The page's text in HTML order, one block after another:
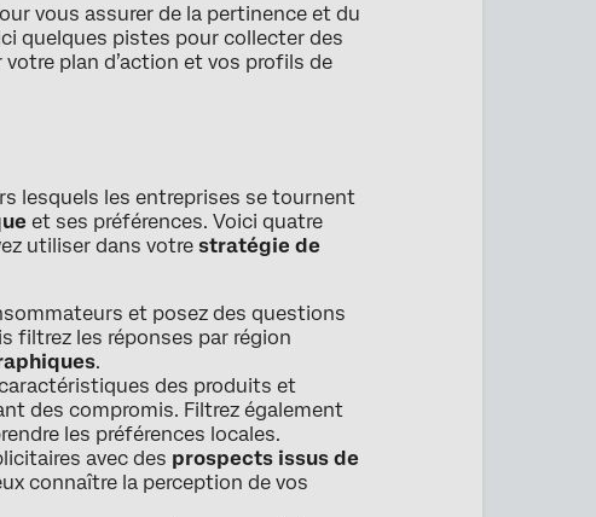
vous assurer de la pertinence et du
quelques pistes pour collecter des
plan d’action et vos profils de
lesquels les entreprises se tournent
et ses préférences. Voici quatre
utiliser dans votre stratégie de
et posez des questions
filtrez les réponses par région
.
des produits et
des compromis. Filtrez également
les préférences locales.
avec des prospects issus de
connaître la perception de vos